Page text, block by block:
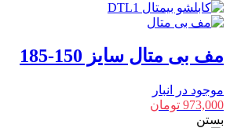
مف بی متال سایز 150-185
موجود در انبار
973,000 تومان
بستن